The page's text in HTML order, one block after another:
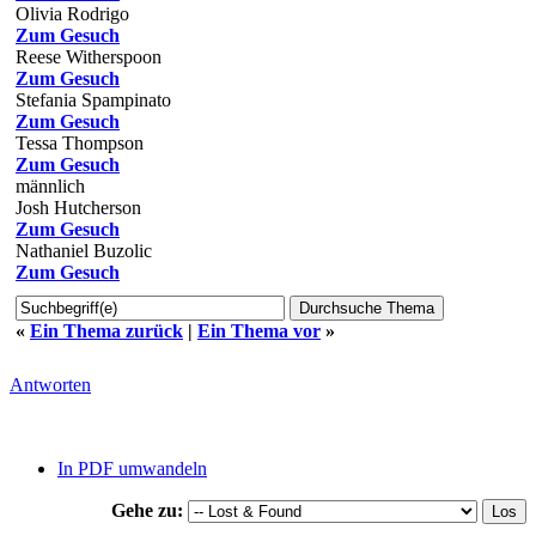
Olivia Rodrigo
Zum Gesuch
Reese Witherspoon
Zum Gesuch
Stefania Spampinato
Zum Gesuch
Tessa Thompson
Zum Gesuch
männlich
Josh Hutcherson
Zum Gesuch
Nathaniel Buzolic
Zum Gesuch
« Ein Thema zurück | Ein Thema vor »
Antworten
In PDF umwandeln
Gehe zu: